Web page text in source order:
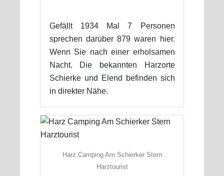
Gefällt 1934 Mal 7 Personen
sprechen darüber 879 waren hier.
Wenn Sie nach einer erholsamen
Nacht. Die bekannten Harzorte
Schierke und Elend befinden sich
in direkter Nähe.
Harz Camping Am Schierker Stern
Harztourist